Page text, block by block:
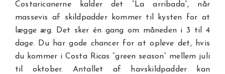
Costaricanerne kalder det “La arribada”, når
massevis af skildpadder kommer til kysten for at
lægge æg. Det sker én gang om måneden i 3 til 4
dage. Du har gode chancer for at opleve det, hvis
du kommer i Costa Ricas “green season” mellem juli
til oktober. Antallet af havskildpadder kan